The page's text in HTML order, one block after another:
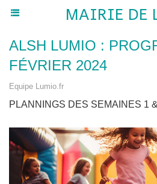
MAIRIE DE
ALSH LUMIO :
FÉVRIER 2024
Equipe Lumio.fr
PLANNINGS DES SEMAINES 1